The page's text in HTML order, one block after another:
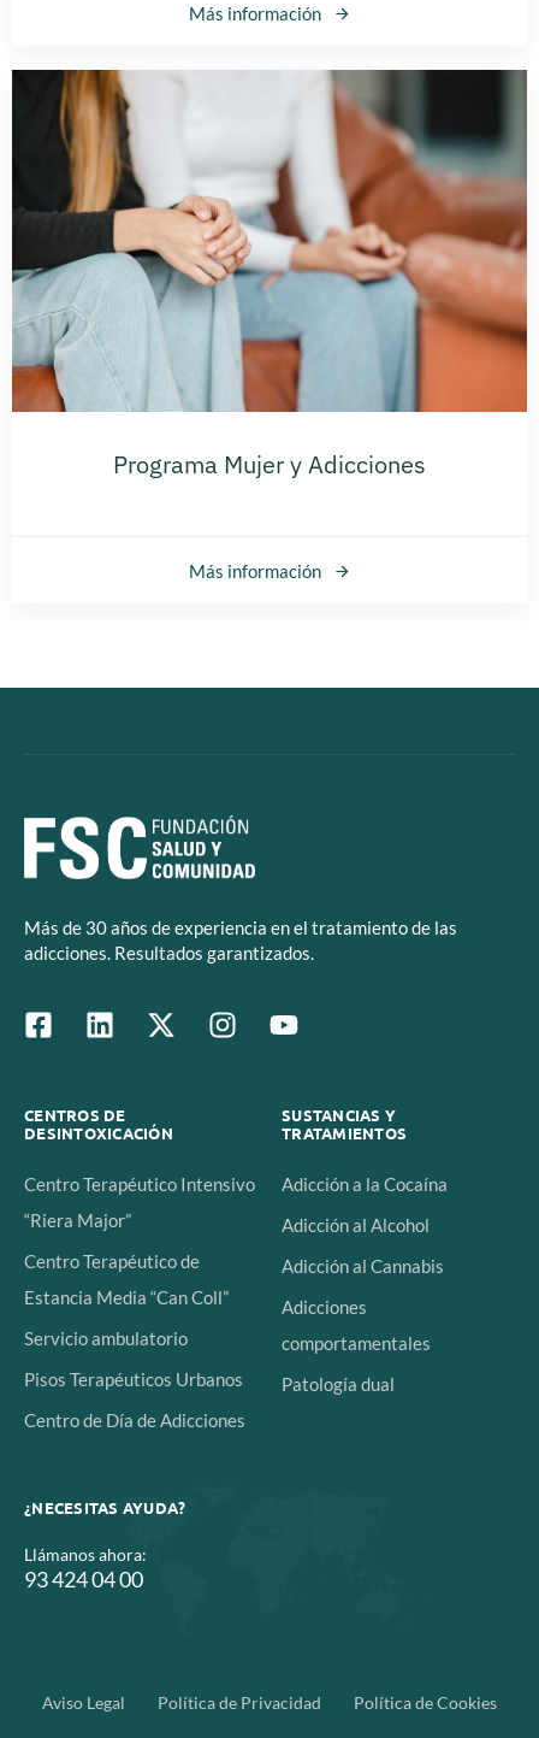
Más información
Programa Mujer y Adicciones
Más información
Más de 30 años de experiencia en el tratamiento de las
adicciones. Resultados garantizados.
CENTROS DE
DESINTOXICACIÓN
Centro Terapéutico Intensivo
“Riera Major”
Centro Terapéutico de
Estancia Media “Can Coll”
Servicio ambulatorio
Pisos Terapéuticos Urbanos
Centro de Día de Adicciones
SUSTANCIAS Y
TRATAMIENTOS
Adicción a la Cocaína
Adicción al Alcohol
Adicción al Cannabis
Adicciones
comportamentales
Patología dual
¿NECESITAS AYUDA?
Llámanos ahora:
93 424 04 00
Aviso Legal Política de Privacidad Política de Cookies